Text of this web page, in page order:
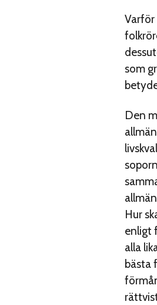
Varför
som
Den
Hur
enligt
alla
bästa